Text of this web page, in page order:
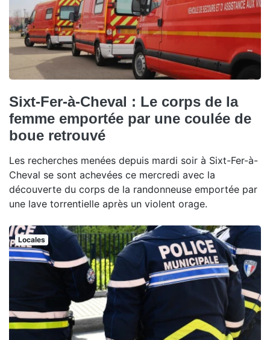
Sixt-Fer-à-Cheval : Le corps de la
femme emportée par une coulée de
boue retrouvé
Les recherches menées depuis mardi soir à Sixt-Fer-à-
Cheval se sont achevées ce mercredi avec la
découverte du corps de la randonneuse emportée par
une lave torrentielle après un violent orage.
Locales